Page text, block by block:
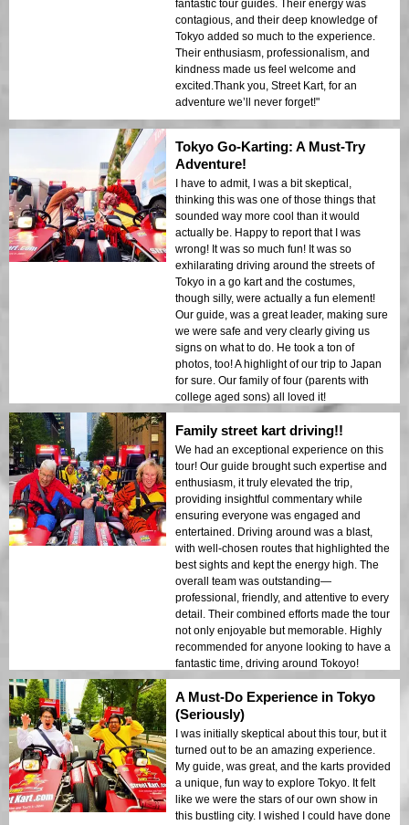
fantastic tour guides. Their energy was
contagious, and their deep knowledge of
Tokyo added so much to the experience.
Their enthusiasm, professionalism, and
kindness made us feel welcome and
excited.Thank you, Street Kart, for an
adventure we’ll never forget!"
Tokyo Go-Karting: A Must-Try
Adventure!
I have to admit, I was a bit skeptical,
thinking this was one of those things that
sounded way more cool than it would
actually be. Happy to report that I was
wrong! It was so much fun! It was so
exhilarating driving around the streets of
Tokyo in a go kart and the costumes,
though silly, were actually a fun element!
Our guide, was a great leader, making sure
we were safe and very clearly giving us
signs on what to do. He took a ton of
photos, too! A highlight of our trip to Japan
for sure. Our family of four (parents with
college aged sons) all loved it!
Family street kart driving!!
We had an exceptional experience on this
tour! Our guide brought such expertise and
enthusiasm, it truly elevated the trip,
providing insightful commentary while
ensuring everyone was engaged and
entertained. Driving around was a blast,
with well-chosen routes that highlighted the
best sights and kept the energy high. The
overall team was outstanding—
professional, friendly, and attentive to every
detail. Their combined efforts made the tour
not only enjoyable but memorable. Highly
recommended for anyone looking to have a
fantastic time, driving around Tokoyo!
A Must-Do Experience in Tokyo
(Seriously)
I was initially skeptical about this tour, but it
turned out to be an amazing experience.
My guide, was great, and the karts provided
a unique, fun way to explore Tokyo. It felt
like we were the stars of our own show in
this bustling city. I wished I could have done